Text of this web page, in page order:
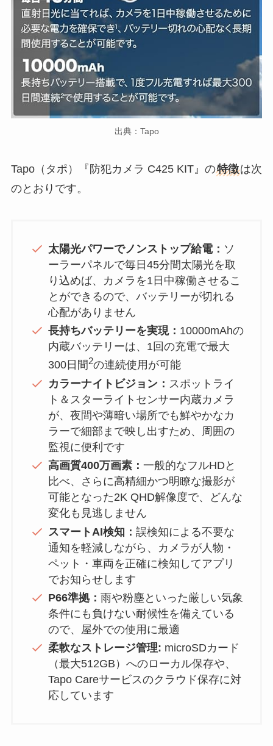
出典：Tapo
Tapo（タポ）『防犯カメラ C425 KIT』の特徴は次
のとおりです。
太陽光パワーでノンストップ給電： ソ
ーラーパネルで毎日45分間太陽光を取
り込めば、カメラを1日中稼働させるこ
とができるので、バッテリーが切れる
心配がありません
長持ちバッテリーを実現： 10000mAhの
内蔵バッテリーは、1回の充電で最大
300日間2の連続使用が可能
カラーナイトビジョン： スポットライ
ト＆スターライトセンサー内蔵カメラ
が、夜間や薄暗い場所でも鮮やかなカ
ラーで細部まで映し出すため、周囲の
監視に便利です
高画質400万画素：一般的なフルHDと
比べ、さらに高精細かつ明瞭な撮影が
可能となった2K QHD解像度で、どんな
変化も見逃しません
スマートAI検知：誤検知による不要な
通知を軽減しながら、カメラが人物・
ペット・車両を正確に検知してアプリ
でお知らせします
P66準拠： 雨や粉塵といった厳しい気象
条件にも負けない耐候性を備えている
ので、屋外での使用に最適
柔軟なストレージ管理: microSDカード
（最大512GB）へのローカル保存や、
Tapo Careサービスのクラウド保存に対
応しています